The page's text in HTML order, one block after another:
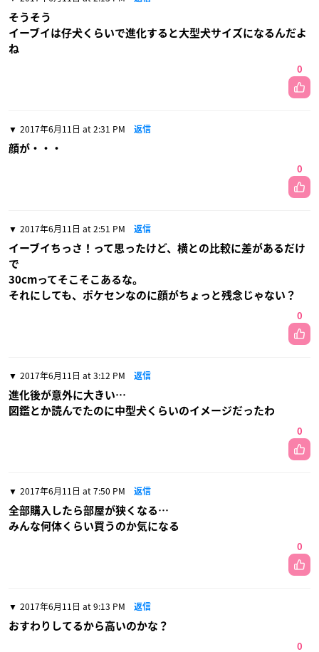
そうそう
イーブイは仔犬くらいで進化すると大型犬サイズになるんだよ
ね
0
2017年6月11日 at 2:31 PM 返信
顔が・・・
0
2017年6月11日 at 2:51 PM 返信
イーブイちっさ！って思ったけど、横との比較に差があるだけ
で
30cmってそこそこあるな。
それにしても、ポケセンなのに顔がちょっと残念じゃない？
0
2017年6月11日 at 3:12 PM 返信
進化後が意外に大きい…
図鑑とか読んでたのに中型犬くらいのイメージだったわ
0
2017年6月11日 at 7:50 PM 返信
全部購入したら部屋が狭くなる…
みんな何体くらい買うのか気になる
0
2017年6月11日 at 9:13 PM 返信
おすわりしてるから高いのかな？
0